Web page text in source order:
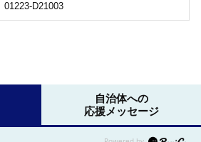
01223-D21003
自治体への
応援メッセージ